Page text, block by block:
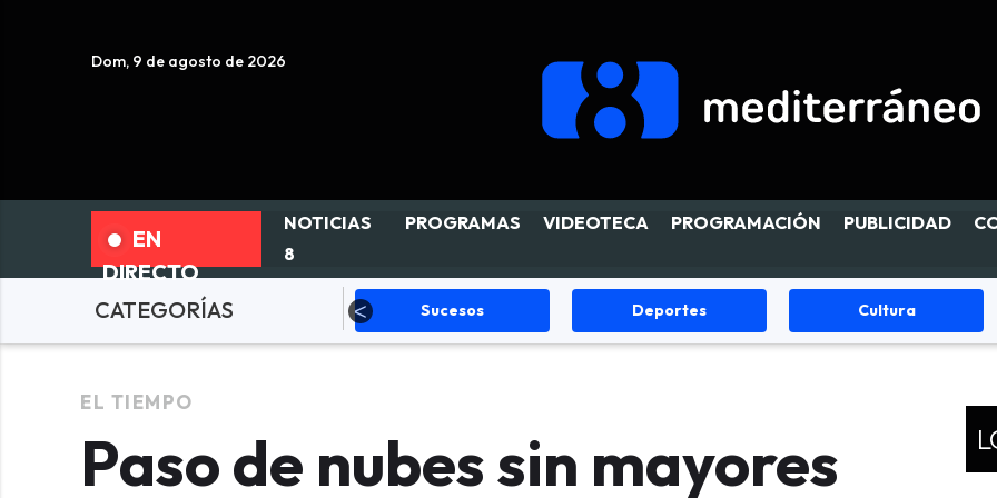
Dom, 9 de agosto de 2026
EN
DIRECTO
NOTICIAS
8
PROGRAMAS VIDEOTECA PROGRAMACIÓN PUBLICIDAD
CATEGORÍASSucesos Deportes Cultura Fiestas
EL TIEMPO
Paso de nubes sin mayores